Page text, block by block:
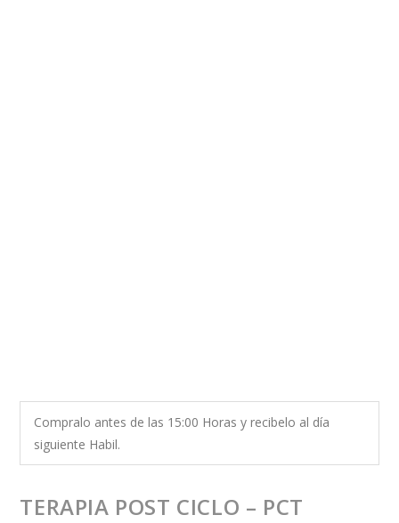
Compralo antes de las 15:00 Horas y recibelo al día
siguiente Habil.
TERAPIA POST CICLO – PCT